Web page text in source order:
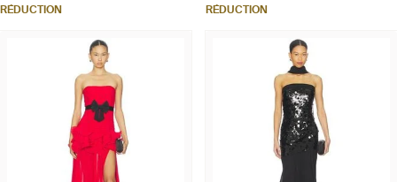
RÉDUCTION RÉDUCTION